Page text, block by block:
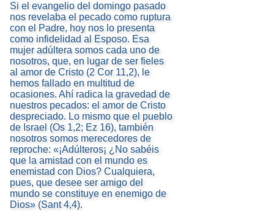
Si el evangelio del domingo pasado
nos revelaba el pecado como ruptura
con el Padre, hoy nos lo presenta
como infidelidad al Esposo. Esa
mujer adúltera somos cada uno de
nosotros, que, en lugar de ser fieles
al amor de Cristo (2 Cor 11,2), le
hemos fallado en multitud de
ocasiones. Ahí radica la gravedad de
nuestros pecados: el amor de Cristo
despreciado. Lo mismo que el pueblo
de Israel (Os 1,2; Ez 16), también
nosotros somos merecedores de
reproche: «¡Adúlteros¡ ¿No sabéis
que la amistad con el mundo es
enemistad con Dios? Cualquiera,
pues, que desee ser amigo del
mundo se constituye en enemigo de
Dios» (Sant 4,4).